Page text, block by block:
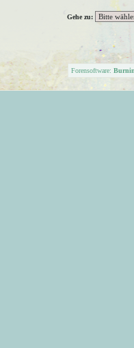
Gehe zu:
Forensoftware: